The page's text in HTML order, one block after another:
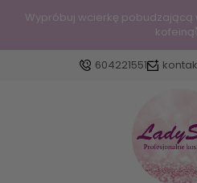
Wypróbuj wcierkę pobudzającą
604221551
Zaloguj
Załóż